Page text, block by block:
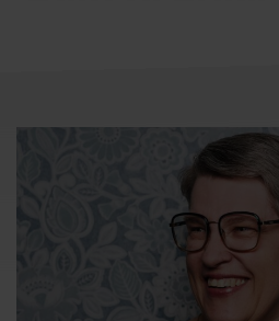
Villkor och policy för
personuppgiftsbehandling